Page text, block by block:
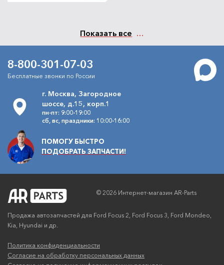
Показать все
8-800-301-07-03
Бесплатные звонки по России
г. Москва, Загородное
шоссе, д.15, корп.1
пн-пт: 9:00-19:00
сб, вс, праздники: 10:00-16:00
ПОМОГУ БЫСТРО
ПОДОБРАТЬ ЗАПЧАСТИ!
© 2026 Интернет-магазин AR-Parts
Продажа автозапчастей для Ford Focus 2, Ford Focus 3, Ford Mondeo,
Kia, Hyundai и др.
Политика конфиденциальности
Согласие на обработку персональных данных